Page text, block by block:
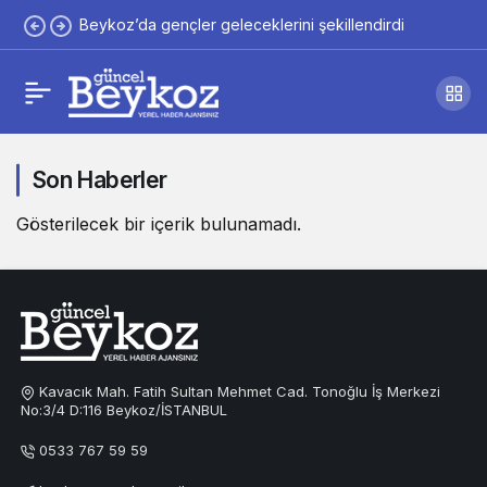
Beykoz’da gençler geleceklerini şekillendirdi
Son Haberler
Gösterilecek bir içerik bulunamadı.
Kavacık Mah. Fatih Sultan Mehmet Cad. Tonoğlu İş Merkezi
No:3/4 D:116 Beykoz/İSTANBUL
0533 767 59 59